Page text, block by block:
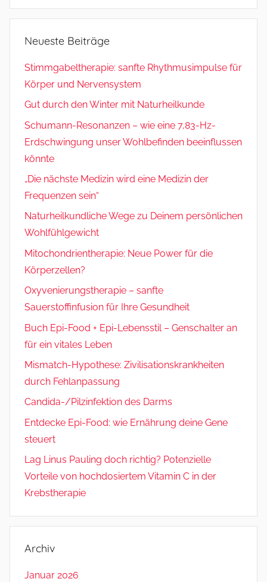
Neueste Beiträge
Stimmgabeltherapie: sanfte Rhythmusimpulse für
Körper und Nervensystem
Gut durch den Winter mit Naturheilkunde
Schumann-Resonanzen – wie eine 7,83-Hz-
Erdschwingung unser Wohlbefinden beeinflussen
könnte
„Die nächste Medizin wird eine Medizin der
Frequenzen sein“
Naturheilkundliche Wege zu Deinem persönlichen
Wohlfühlgewicht
Mitochondrientherapie: Neue Power für die
Körperzellen?
Oxyvenierungstherapie – sanfte
Sauerstoffinfusion für Ihre Gesundheit
Buch Epi-Food + Epi-Lebensstil – Genschalter an
für ein vitales Leben
Mismatch-Hypothese: Zivilisationskrankheiten
durch Fehlanpassung
Candida-/Pilzinfektion des Darms
Entdecke Epi-Food: wie Ernährung deine Gene
steuert
Lag Linus Pauling doch richtig? Potenzielle
Vorteile von hochdosiertem Vitamin C in der
Krebstherapie
Archiv
Januar 2026